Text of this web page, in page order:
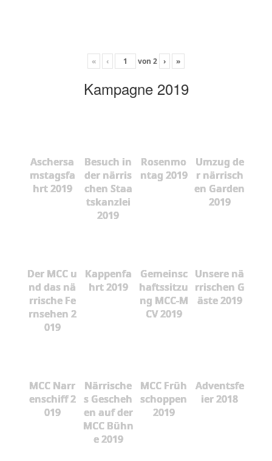
« ‹ von 2 › »
Kampagne 2019
Aschersa
mstagsfa
hrt 2019
Besuch in
der närris
chen Staa
tskanzlei
2019
Rosenmo
ntag 2019
Umzug de
r närrisch
en Garden
2019
Der MCC u
nd das nä
rrische Fe
rnsehen 2
019
Kappenfa
hrt 2019
Gemeinsc
haftssitzu
ng MCC-M
CV 2019
Unsere nä
rrischen G
äste 2019
MCC Narr
enschiff 2
019
Närrische
s Gescheh
en auf der
MCC Bühn
e 2019
MCC Früh
schoppen
2019
Adventsfe
ier 2018